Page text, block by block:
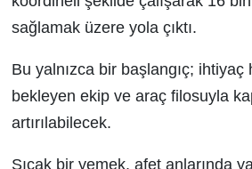
sağlamak üzere yola çıktı.
Bu yalnızca bir başlangıç; ihtiyaç
bekleyen ekip ve araç filosuyla
artırılabilecek.
Sıcak bir yemek, afet anlarında